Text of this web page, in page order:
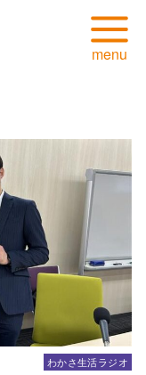
わかさ生活ラジオ